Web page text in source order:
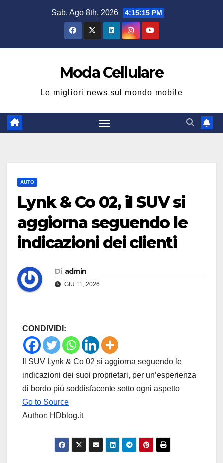
Sab. Ago 8th, 2026 4:15:15 PM
Moda Cellulare
Le migliori news sul mondo mobile
AUTO
Lynk & Co 02, il SUV si
aggiorna seguendo le
indicazioni dei clienti
Di admin
GIU 11, 2026
CONDIVIDI:
Il SUV Lynk & Co 02 si aggiorna seguendo le
indicazioni dei suoi proprietari, per un’esperienza
di bordo più soddisfacente sotto ogni aspetto
Go to Source
Author: HDblog.it